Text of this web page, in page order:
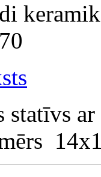
statīvs